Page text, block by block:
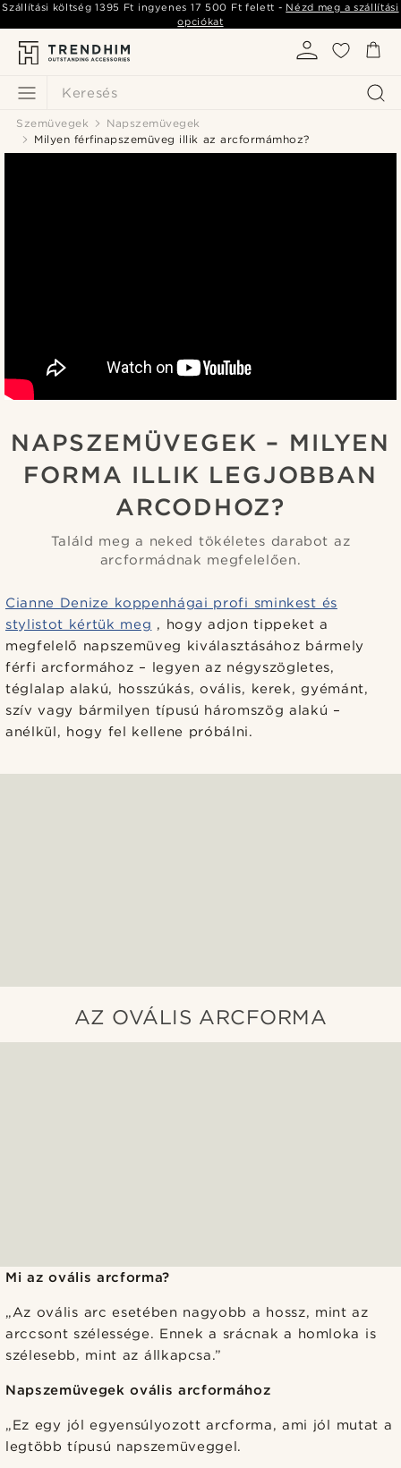
Keresés
Szállítási költség1395 Ft ingyenes 17 500 Ft felett - Nézd meg a szállítási
opciókat
Szemüvegek
Napszemüvegek
Milyen férfinapszemüveg illik az arcformámhoz?
NAPSZEMÜVEGEK – MILYEN
FORMA ILLIK LEGJOBBAN
ARCODHOZ?
Találd meg a neked tökéletes darabot az
arcformádnak megfelelően.
Cianne Denize koppenhágai profi sminkest és
stylistot kértük meg , hogy adjon tippeket a
megfelelő napszemüveg kiválasztásához bármely
férfi arcformához – legyen az négyszögletes,
téglalap alakú, hosszúkás, ovális, kerek, gyémánt,
szív vagy bármilyen típusú háromszög alakú –
anélkül, hogy fel kellene próbálni.
AZ OVÁLIS ARCFORMA
Mi az ovális arcforma?
„Az ovális arc esetében nagyobb a hossz, mint az
arccsont szélessége. Ennek a srácnak a homloka is
szélesebb, mint az állkapcsa.”
Napszemüvegek ovális arcformához
„Ez egy jól egyensúlyozott arcforma, ami jól mutat a
legtöbb típusú napszemüveggel.